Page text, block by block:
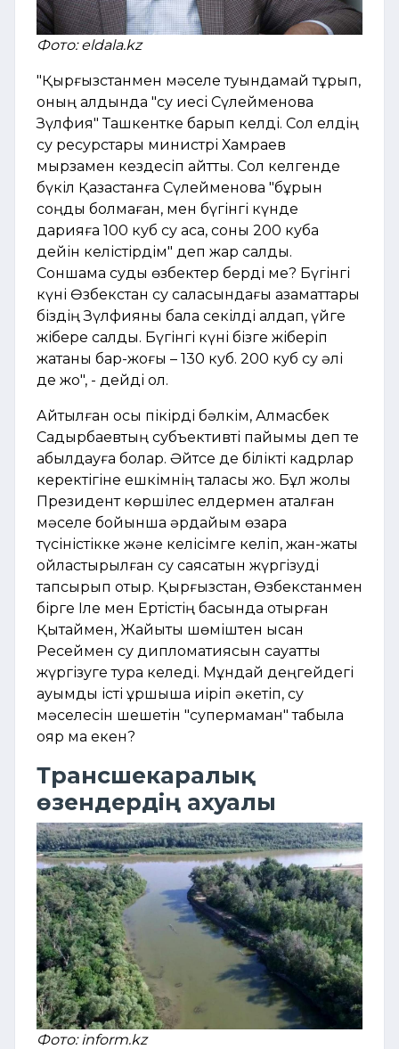
Фото: eldala.kz
"Қырғызстанмен мәселе туындамай тұрып,
оның алдында "су иесі Сүлейменова
Зүлфия" Ташкентке барып келді. Сол елдің
су ресурстары министрі Хамраев
мырзамен кездесіп қайтты. Сол келгенде
бүкіл Қазақстанға Сүлейменова "бұрын
соңды болмаған, мен бүгінгі күнде
дарияға 100 куб су ақса, соны 200 кубқа
дейін келістірдім" деп жар салды.
Соншама суды өзбектер берді ме? Бүгінгі
күні Өзбекстан су саласындағы азаматтары
біздің Зүлфияны бала секілді алдап, үйге
жібере салды. Бүгінгі күні бізге жіберіп
жатқаны бар-жоғы – 130 куб. 200 куб су әлі
де жоқ", - дейді ол.
Айтылған осы пікірді бәлкім, Алмасбек
Садырбаевтың субъективті пайымы деп те
қабылдауға болар. Әйтсе де білікті кадрлар
керектігіне ешкімнің таласы жоқ. Бұл жолы
Президент көршілес елдермен аталған
мәселе бойынша әрдайым өзара
түсіністікке және келісімге келіп, жан-жақты
ойластырылған су саясатын жүргізуді
тапсырып отыр. Қырғызстан, Өзбекстанмен
бірге Іле мен Ертістің басында отырған
Қытаймен, Жайықты шөміштен қысқан
Ресеймен су дипломатиясын сауатты
жүргізуге тура келеді. Мұндай деңгейдегі
ауқымды істі ұршықша иіріп әкетіп, су
мәселесін шешетін "супермаман" табыла
қояр ма екен?
Трансшекаралық
өзендердің ахуалы
Фото: inform.kz